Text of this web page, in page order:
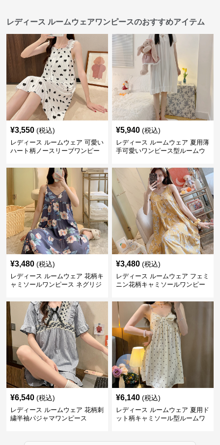
レディース ルームウェアワンピースのおすすめアイテム
¥3,550 (税込)
レディース ルームウェア 可愛い
ハート柄ノースリーブワンピー
¥5,940 (税込)
レディース ルームウェア 夏用薄
手可愛いワンピース型ルームウ
¥3,480 (税込)
レディース ルームウェア 花柄キ
ャミソールワンピース ネグリジ
¥3,480 (税込)
レディース ルームウェア フェミ
ニン花柄キャミソールワンピー
¥6,540 (税込)
レディース ルームウェア 花柄刺
繍半袖パジャマワンピース
¥6,140 (税込)
レディース ルームウェア 夏用ド
ット柄キャミソール型ルームワ